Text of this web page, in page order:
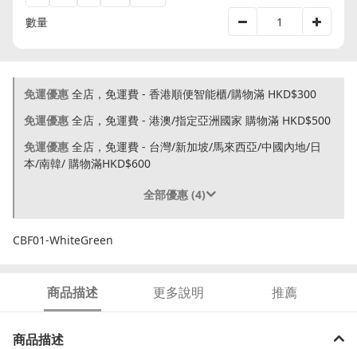
數量
免運優惠 全店，免運費 - 香港順便智能櫃/購物滿 HKD$300
免運優惠 全店，免運費 - 港澳/指定亞洲國家 購物滿 HKD$500
免運優惠 全店，免運費 - 台灣/新加坡/馬來西亞/中國內地/日
本/南韓/ 購物滿HKD$600
全部優惠 (4)
CBF01-WhiteGreen
商品描述 更多說明 推薦
商品描述